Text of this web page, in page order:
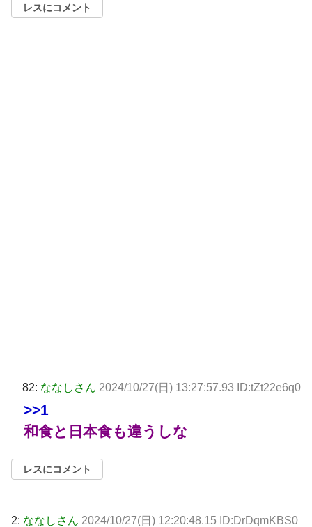
レスにコメント
82: ななしさん 2024/10/27(日) 13:27:57.93 ID:tZt22e6q0
>>1
和食と日本食も違うしな
レスにコメント
2: ななしさん 2024/10/27(日) 12:20:48.15 ID:DrDqmKBS0